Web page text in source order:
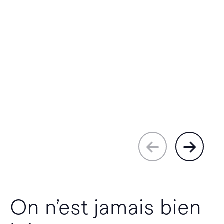
On n’est jamais bien